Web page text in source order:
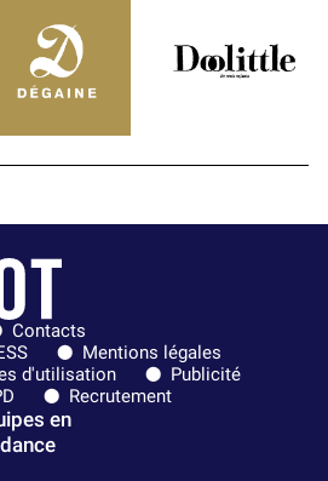
Contacts
Mentions légales
d'utilisation
Publicité
Recrutement
en